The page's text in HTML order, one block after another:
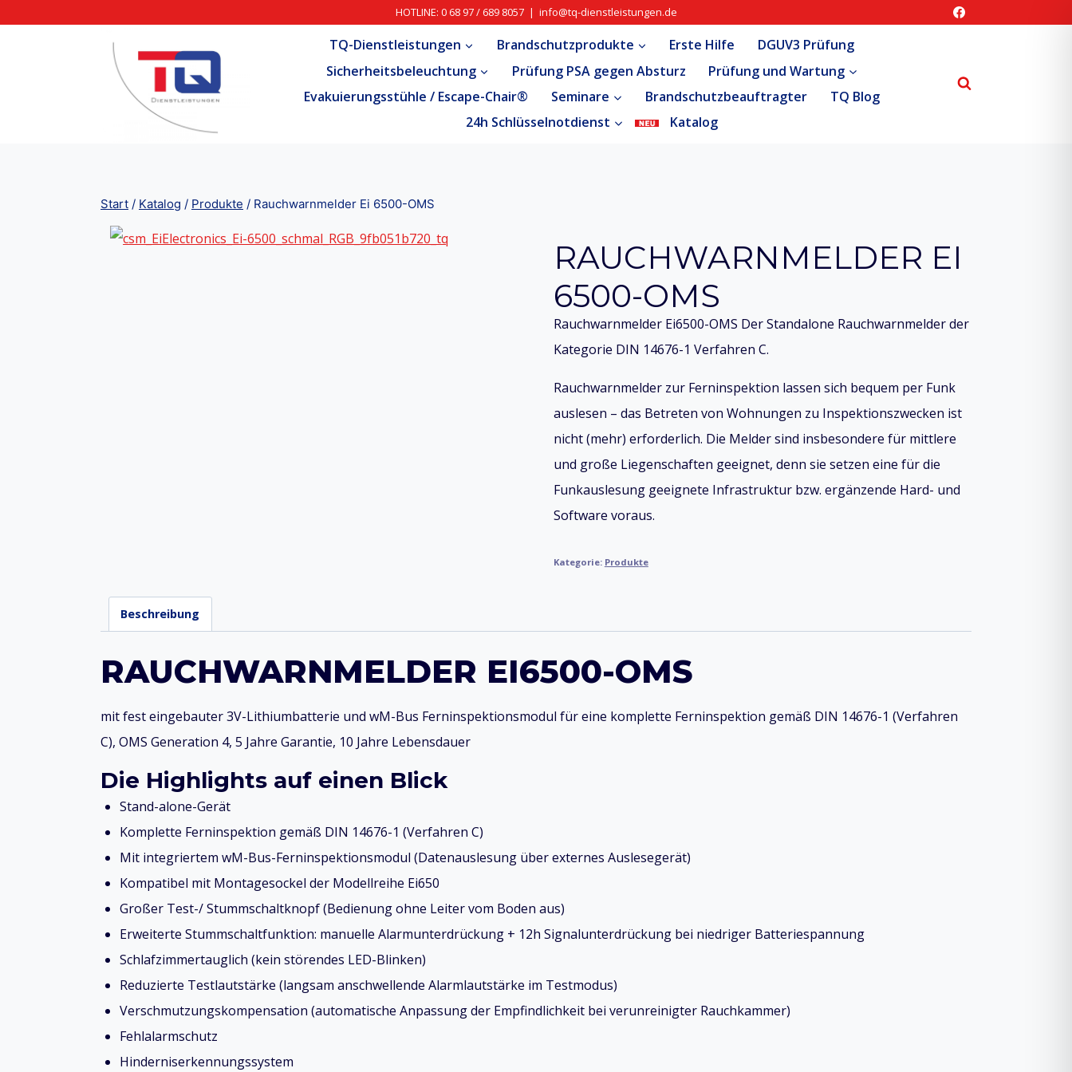
HOTLINE: 0 68 97 / 689 8057 | info@tq-dienstleistungen.de
TQ-Dienstleistungen Brandschutzprodukte Erste Hilfe
DGUV3 Prüfung
Sicherheitsbeleuchtung
Prüfung PSA gegen Absturz
Prüfung und Wartung
Evakuierungsstühle / Escape-Chair®
Seminare Brandschutzbeauftragter
TQ Blog
24h Schlüsselnotdienst
Katalog
Start / Katalog / Produkte / Rauchwarnmelder Ei 6500-OMS
RAUCHWARNMELDER EI
6500-OMS
Rauchwarnmelder Ei6500-OMS Der Standalone Rauchwarnmelder der
Kategorie DIN 14676-1 Verfahren C.
Rauchwarnmelder zur Ferninspektion lassen sich bequem per Funk
auslesen – das Betreten von Wohnungen zu Inspektionszwecken ist
nicht (mehr) erforderlich. Die Melder sind insbesondere für mittlere
und große Liegenschaften geeignet, denn sie setzen eine für die
Funkauslesung geeignete Infrastruktur bzw. ergänzende Hard- und
Software voraus.
Kategorie: Produkte
Beschreibung
RAUCHWARNMELDER EI6500-OMS
mit fest eingebauter 3V-Lithiumbatterie und wM-Bus Ferninspektionsmodul für eine komplette Ferninspektion gemäß DIN 14676-1 (Verfahren
C), OMS Generation 4, 5 Jahre Garantie, 10 Jahre Lebensdauer
Die Highlights auf einen Blick
Stand-alone-Gerät
Komplette Ferninspektion gemäß DIN 14676-1 (Verfahren C)
Mit integriertem wM-Bus-Ferninspektionsmodul (Datenauslesung über externes Auslesegerät)
Kompatibel mit Montagesockel der Modellreihe Ei650
Großer Test-/ Stummschaltknopf (Bedienung ohne Leiter vom Boden aus)
Erweiterte Stummschaltfunktion: manuelle Alarmunterdrückung + 12h Signalunterdrückung bei niedriger Batteriespannung
Schlafzimmertauglich (kein störendes LED-Blinken)
Reduzierte Testlautstärke (langsam anschwellende Alarmlautstärke im Testmodus)
Verschmutzungskompensation (automatische Anpassung der Empfindlichkeit bei verunreinigter Rauchkammer)
Fehlalarmschutz
Hinderniserkennungssystem